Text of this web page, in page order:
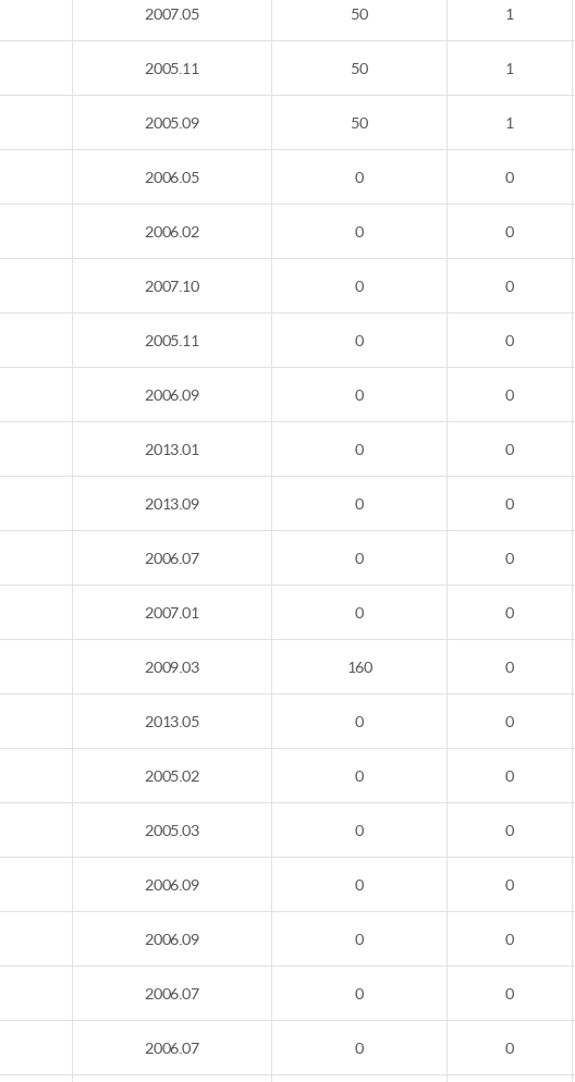
2007.05 50 1
2005.11 50 1
2005.09 50 1
2006.05 0 0
2006.02 0 0
2007.10 0 0
2005.11 0 0
2006.09 0 0
2013.01 0 0
2013.09 0 0
2006.07 0 0
2007.01 0 0
2009.03 160 0
2013.05 0 0
2005.02 0 0
2005.03 0 0
2006.09 0 0
2006.09 0 0
2006.07 0 0
2006.07 0 0